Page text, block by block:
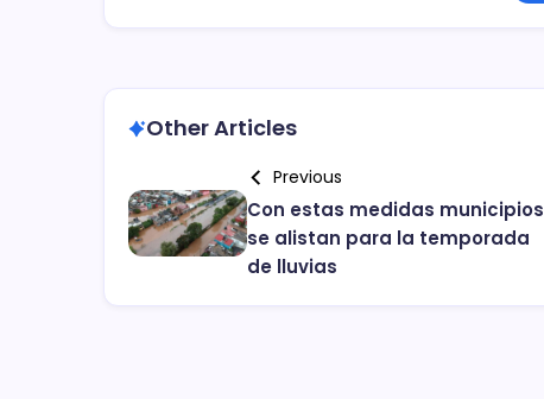
Other Articles
Previous
Con estas medidas municipios
se alistan para la temporada
de lluvias